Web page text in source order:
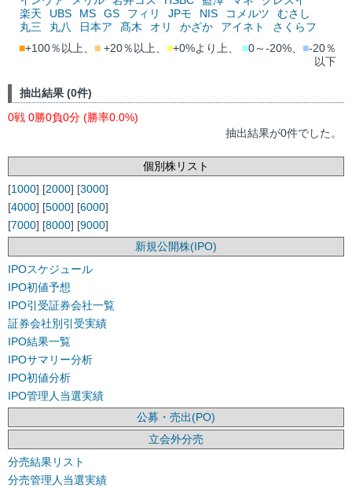
楽天
UBS MS GS フィリ JPモ NIS コメルツ
むさし
丸三
丸八 日本ア 髙木 オリ かざか アイネト
さくらフ
■+100％以上、 ■ +20％以上、 ■+0%より上、 ■0～-20%、 ■-20％
以下
抽出結果 (0件)
0戦 0勝0負0分 (勝率0.0%)
抽出結果が0件でした。
個別株リスト
[1000] [2000] [3000]
[4000] [5000] [6000]
[7000] [8000] [9000]
新規公開株(IPO)
IPOスケジュール
IPO初値予想
IPO引受証券会社一覧
証券会社別引受実績
IPO結果一覧
IPOサマリー分析
IPO初値分析
IPO管理人当選実績
公募・売出(PO)
立会外分売
分売結果リスト
分売管理人当選実績